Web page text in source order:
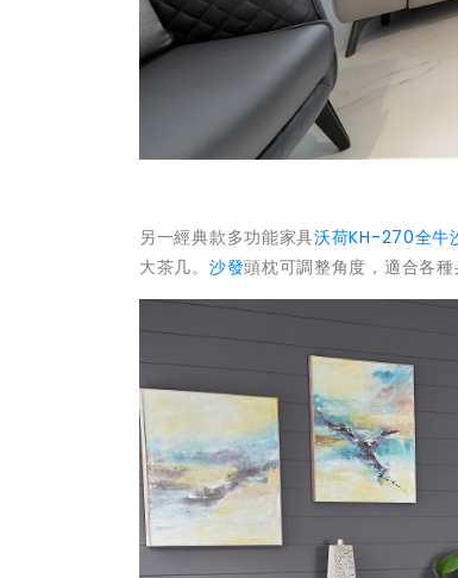
另一經典款多功能家具沃荷KH-270全牛
大茶几。 沙發頭枕可調整角度，適合各